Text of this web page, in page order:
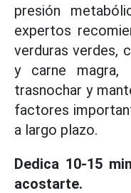
presión
expertos
verduras verdes,
y carne magra,
trasnochar y
factores
a largo plazo.
Dedica 10-15
acostarte.